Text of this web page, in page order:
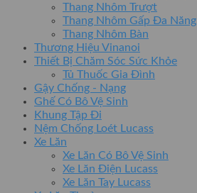
Thang Nhôm Trượt
Thang Nhôm Gấp Đa Năng
Thang Nhôm Bàn
Thương Hiệu Vinanoi
Thiết Bị Chăm Sóc Sức Khỏe
Tủ Thuốc Gia Đình
Gậy Chống - Nạng
Ghế Có Bô Vệ Sinh
Khung Tập Đi
Nệm Chống Loét Lucass
Xe Lăn
Xe Lăn Có Bô Vệ Sinh
Xe Lăn Điện Lucass
Xe Lăn Tay Lucass